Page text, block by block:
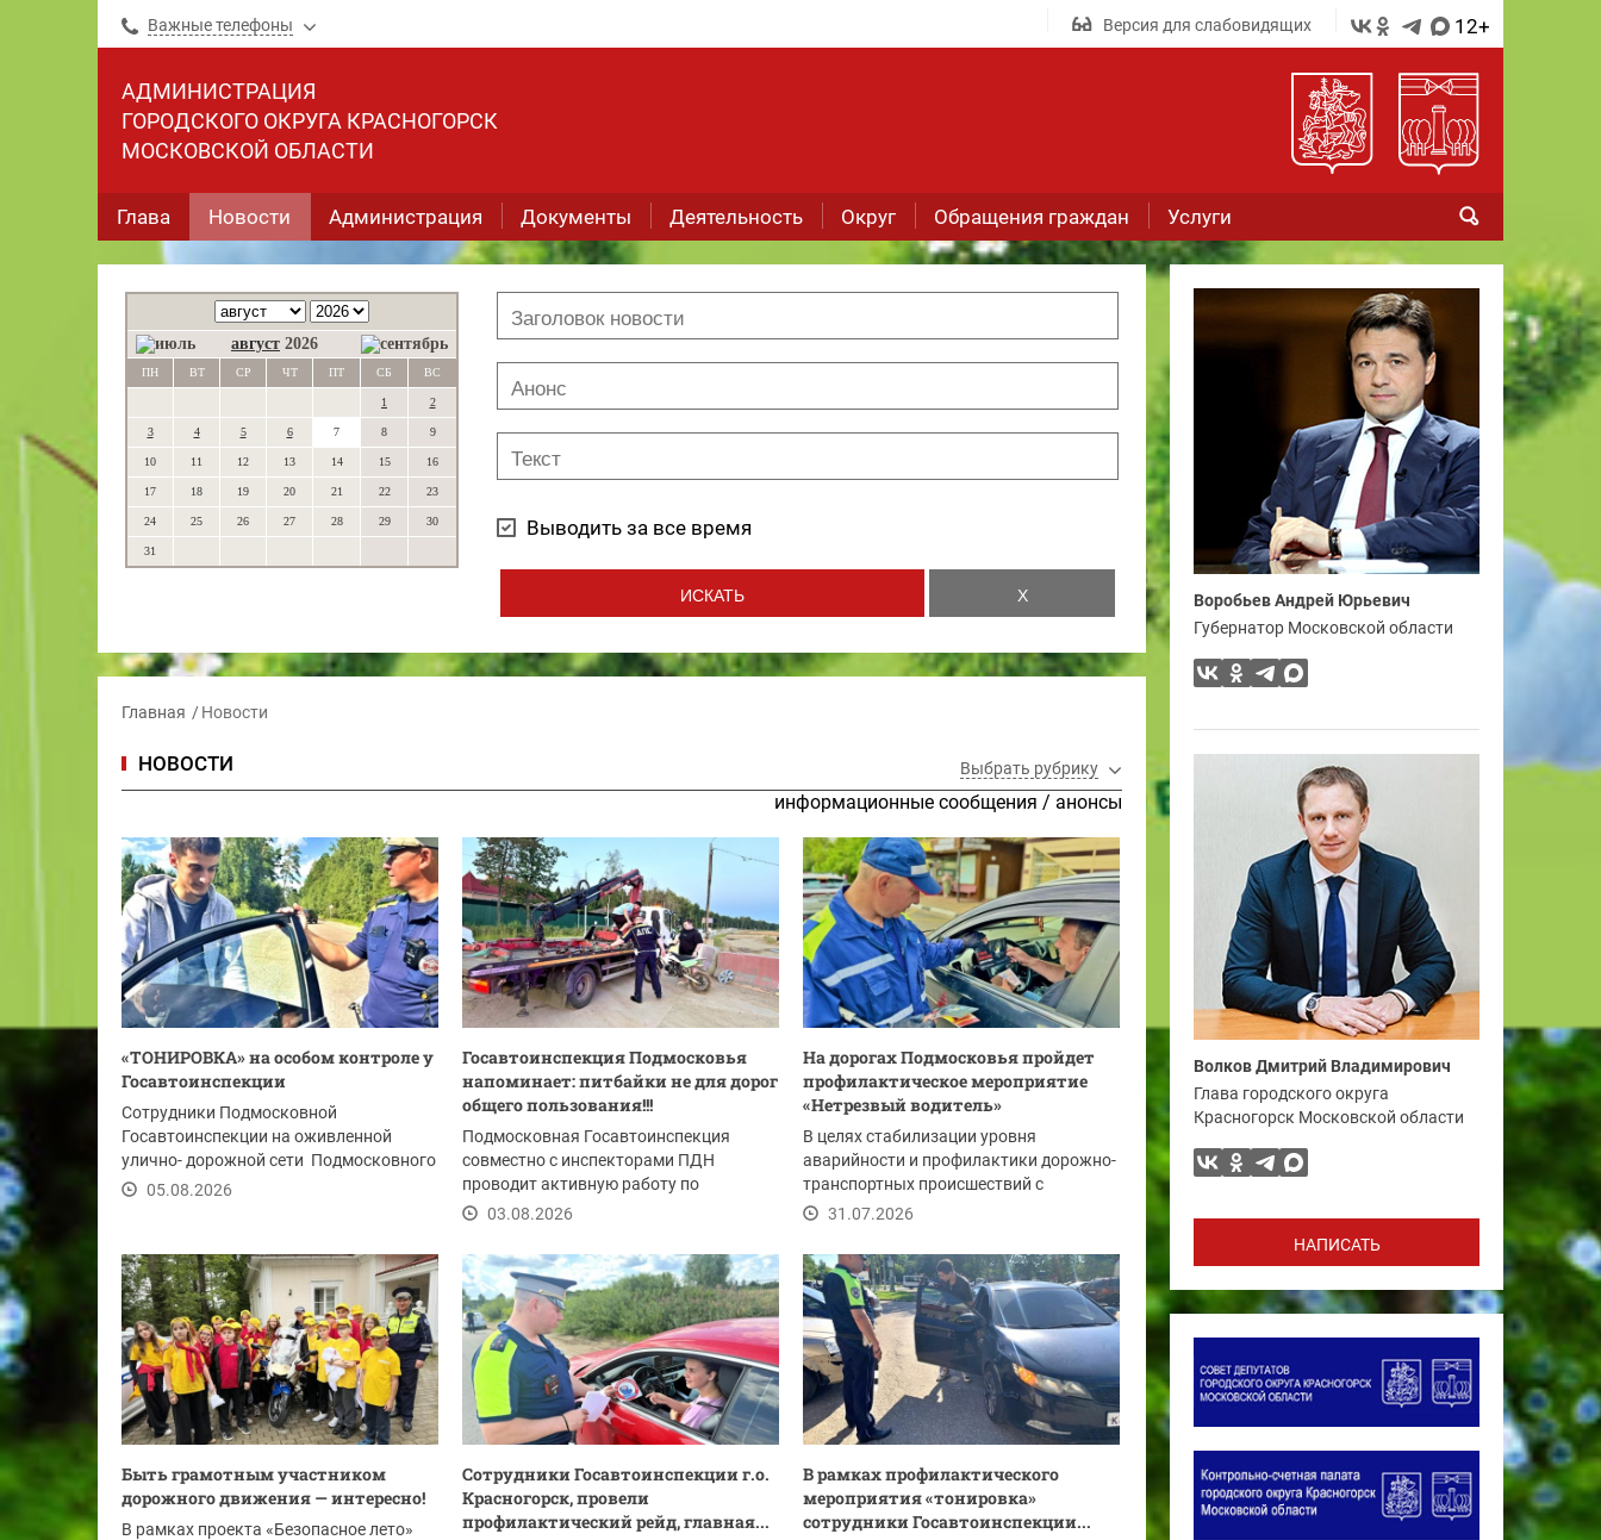
Важные телефоны Версия для слабовидящих 12+
АДМИНИСТРАЦИЯ
ГОРОДСКОГО ОКРУГА КРАСНОГОРСК
МОСКОВСКОЙ ОБЛАСТИ
Глава Новости Администрация Документы Деятельность Округ Обращения граждан Услуги
август 2026
ПН ВТ СР ЧТ ПТ СБ ВС
1 2
3 4 5 6 7 8 9
10 11 12 13 14 15 16
17 18 19 20 21 22 23
24 25 26 27 28 29 30
31
Выводить за все время
Главная Новости
НОВОСТИ Выбрать рубрику
информационные сообщения / анонсы
«ТОНИРОВКА» на особом контроле у
Госавтоинспекции
Сотрудники Подмосковной
Госавтоинспекции на оживленной
улично- дорожной сети Подмосковного
Красногорска продолжают...
05.08.2026
Госавтоинспекция Подмосковья
напоминает: питбайки не для дорог
общего пользования!!!
Подмосковная Госавтоинспекция
совместно с инспекторами ПДН
проводит активную работу по
выявлению и пресечению...
03.08.2026
На дорогах Подмосковья пройдет
профилактическое мероприятие
«Нетрезвый водитель»
В целях стабилизации уровня
аварийности и профилактики дорожно-
транспортных происшествий с
пострадавшими, на...
31.07.2026
Быть грамотным участником
дорожного движения — интересно!
В рамках проекта «Безопасное лето»
Сотрудники Госавтоинспекции г.о.
Красногорск, провели
профилактический рейд, главная...
В рамках профилактического
мероприятия «тонировка»
сотрудники Госавтоинспекции...
Воробьев Андрей Юрьевич
Губернатор Московской области
Волков Дмитрий Владимирович
Глава городского округа
Красногорск Московской области
НАПИСАТЬ